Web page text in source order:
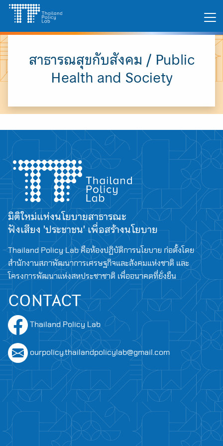
Skip
content
A A A
Search
for:
Search
for:
สาธารณสุขกับสังคม / Public
Health and Society
มิติใหม่แห่งนโยบายสาธารณะ
ฟังเสียง 'ประชาชน' เพื่อสร้างนโยบาย
Thailand Policy Lab คือห้องปฏิบัติการนโยบาย ก่อตั้งโดย
สำนักงานสภาพัฒนาการเศรษฐกิจและสังคมแห่งชาติ และ
โครงการพัฒนาแห่งสหประชาชาติ เพื่ออนาคตที่ยั่งยืน
CONTACT
Thailand Policy Lab
ourpolicy.thailandpolicylab@gmail.com